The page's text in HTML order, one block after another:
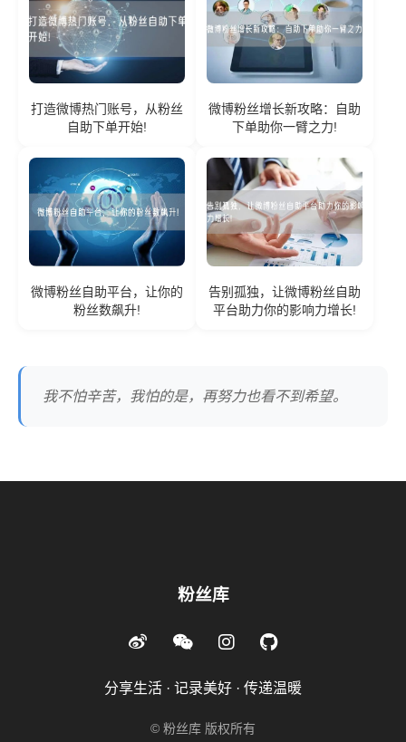
打造微博热门账号，从粉丝
自助下单开始!
微博粉丝增长新攻略：自助
下单助你一臂之力!
微博粉丝自助平台，让你的
粉丝数飙升!
告别孤独，让微博粉丝自助
平台助力你的影响力增长!
我不怕辛苦，我怕的是，再努力也看不到希望。
粉丝库
分享生活 · 记录美好 · 传递温暖
© 粉丝库 版权所有